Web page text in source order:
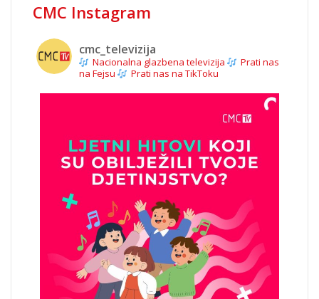
CMC Instagram
cmc_televizija
Nacionalna glazbena televizija
Prati nas
na Fejsu
Prati nas na TikToku